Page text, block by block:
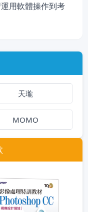
用軟體操作到考
天瓏
MOMO